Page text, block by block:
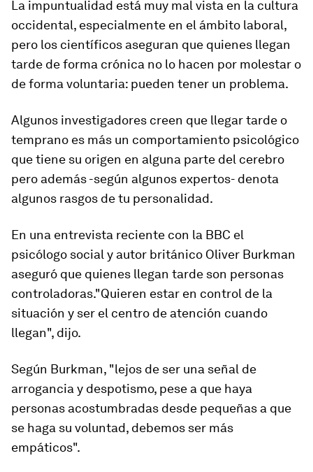
La impuntualidad está muy mal vista en la cultura
occidental, especialmente en el ámbito laboral,
pero los científicos aseguran que quienes llegan
tarde de forma crónica no lo hacen por molestar o
de forma voluntaria: pueden tener un problema.
Algunos investigadores creen que llegar tarde o
temprano es más un comportamiento psicológico
que tiene su origen en alguna parte del cerebro
pero además -según algunos expertos- denota
algunos rasgos de tu personalidad.
En una entrevista reciente con la BBC el
psicólogo social y autor británico Oliver Burkman
aseguró que quienes llegan tarde son personas
controladoras."Quieren estar en control de la
situación y ser el centro de atención cuando
llegan", dijo.
Según Burkman, "lejos de ser una señal de
arrogancia y despotismo, pese a que haya
personas acostumbradas desde pequeñas a que
se haga su voluntad, debemos ser más
empáticos".